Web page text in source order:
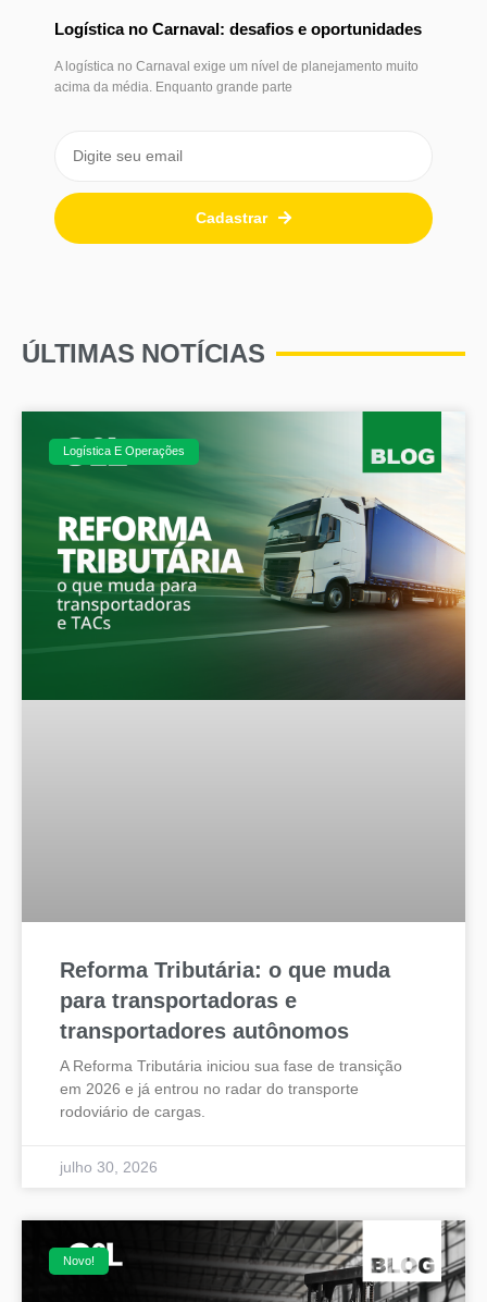
Logística no Carnaval: desafios e oportunidades
A logística no Carnaval exige um nível de planejamento muito
acima da média. Enquanto grande parte
Cadastrar
ÚLTIMAS NOTÍCIAS
Logística E Operações
Reforma Tributária: o que muda
para transportadoras e
transportadores autônomos
A Reforma Tributária iniciou sua fase de transição
em 2026 e já entrou no radar do transporte
rodoviário de cargas.
julho 30, 2026
Novo!